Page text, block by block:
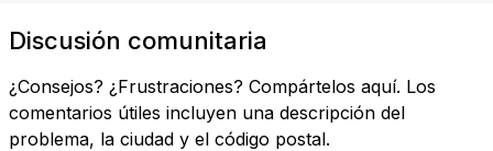
Discusión comunitaria
¿Consejos? ¿Frustraciones? Compártelos aquí. Los
comentarios útiles incluyen una descripción del
problema, la ciudad y el código postal.